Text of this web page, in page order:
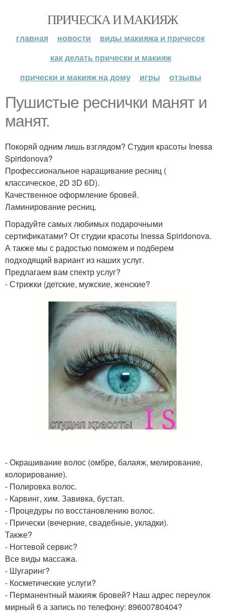
ПРИЧЕСКА И МАКИЯЖ
главная новости
виды макияжа и причесок
как делать прически и макияж
прически и макияж на дому
игры отзывы
Пушистые реснички манят и
манят.
Покоряй одним лишь взглядом? Студия красоты Inessa
Spiridonova?
Профессиональное наращивание ресниц (
классическое, 2D 3D 6D).
Качественное оформление бровей.
Ламинирование ресниц.
Порадуйте самых любимых подарочными
сертификатами? От студии красоты Inessa Spiridonova.
А также мы с радостью поможем и подберем
подходящий вариант из наших услуг.
Предлагаем вам спектр услуг?
- Стрижки (детские, мужские, женские?
- Окрашивание волос (омбре, балаяж, мелирование,
колорирование).
- Полировка волос.
- Карвинг, хим. Завивка, бустап.
- Процедуры по восстановлению волос.
- Прически (вечерние, свадебные, укладки).
Также?
- Ногтевой сервис?
Все виды массажа.
- Шугаринг?
- Косметические услуги?
- Перманентный макияж бровей? Наш адрес переулок
мирный 6 а запись по телефону: 89600780404?